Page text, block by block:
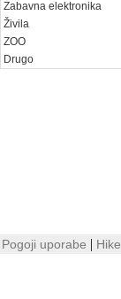
Zabavna elektronika
Živila
ZOO
Drugo
Pogoji uporabe | Hike